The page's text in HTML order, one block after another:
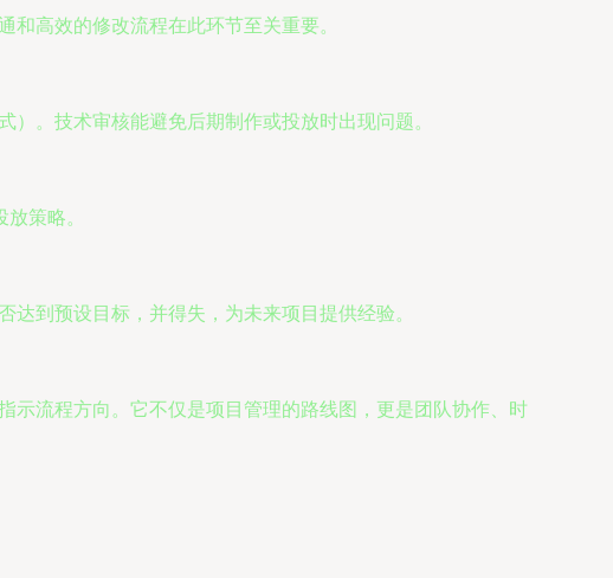
高效的修改流程在此环节至关重要。
。技术审核能避免后期制作或投放时出现问题。
策略。
到预设目标，并得失，为未来项目提供经验。
示流程方向。它不仅是项目管理的路线图，更是团队协作、时